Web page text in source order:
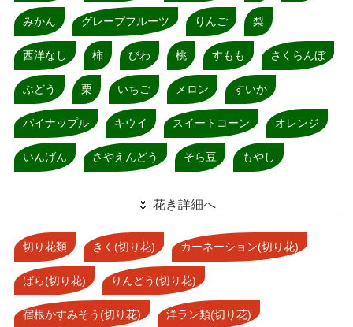
みかん グレープフルーツ りんご 梨
西洋なし 柿 びわ 桃 すもも さくらんぼ
ぶどう 栗 いちご メロン すいか
パイナップル キウイ スイートコーン オレンジ
いんげん さやえんどう そら豆 もやし
🌷 花き詳細へ
切り花類 きく(切り花) カーネーション(切り花)
ばら(切り花) りんどう(切り花)
宿根かすみそう(切り花) 洋ラン類(切り花)